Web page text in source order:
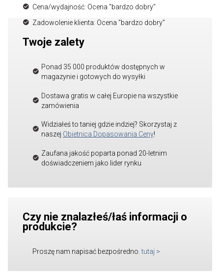
Cena/wydajność: Ocena "bardzo dobry"
Zadowolenie klienta: Ocena "bardzo dobry"
Twoje zalety
Ponad 35 000 produktów dostępnych w
magazynie i gotowych do wysyłki
Dostawa gratis w całej Europie na wszystkie
zamówienia
Widziałeś to taniej gdzie indziej? Skorzystaj z
naszej Obietnica Dopasowania Ceny!
Zaufana jakość poparta ponad 20-letnim
doświadczeniem jako lider rynku
Czy nie znalazłeś/łaś informacji o
produkcie?
Proszę nam napisać bezpośredno. tutaj >